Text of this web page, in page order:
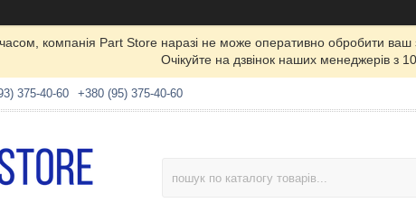
компанія Part Store наразі не може оперативно обробити
Очікуйте на дзвінок наших менеджерів
375-40-60 +380 (95) 375-40-60